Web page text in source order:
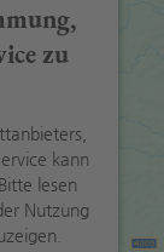
zu
kann
lesen
Nutzung